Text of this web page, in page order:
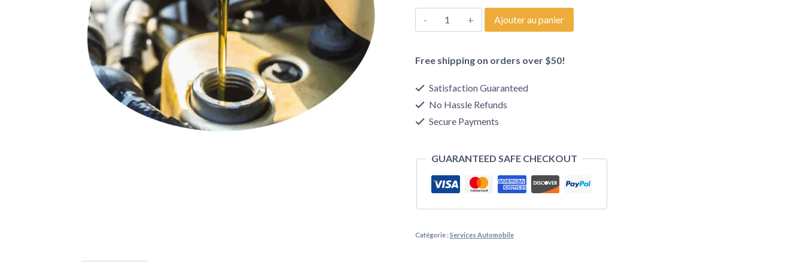
Ajouter au panier
Free shipping on orders over $50!
Satisfaction Guaranteed
No Hassle Refunds
Secure Payments
GUARANTEED SAFE CHECKOUT
Catégorie :Services Automobile